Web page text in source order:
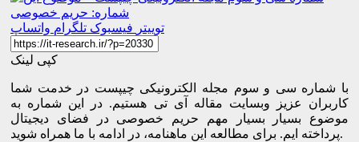
توییتر فیسبوک تلگرام واتساپ
کپی لینک
با شماره سی و سوم مجله الکترونیکی چیپست در خدمت شما
کاربران عزیز وبسایت مقاله آی تی هستیم. در این شماره به
موضوع بسیار بسیار مهم حریم خصوصی در فضای دیجیتال
پرداخته ایم. برای مطالعه این ماهنامه، در ادامه با ما همراه شوید.